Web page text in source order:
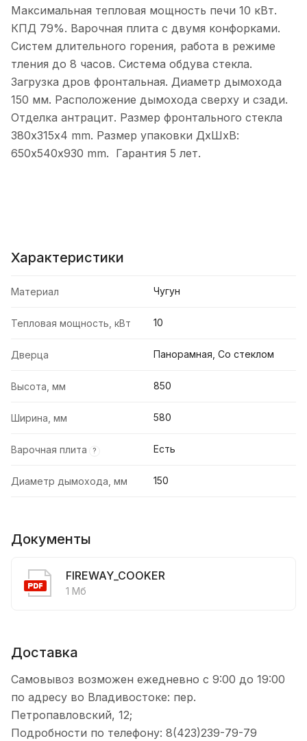
Максимальная тепловая мощность печи 10 кВт.
КПД 79%. Варочная плита с двумя конфорками.
Систем длительного горения, работа в режиме
тления до 8 часов. Система обдува стекла.
Загрузка дров фронтальная. Диаметр дымохода
150 мм. Расположение дымохода сверху и сзади.
Отделка антрацит. Размер фронтального стекла
380х315х4 mm. Размер упаковки ДхШхВ:
650х540х930 mm. Гарантия 5 лет.
Характеристики
Материал Чугун
Тепловая мощность, кВт 10
Дверца Панорамная, Со стеклом
Высота, мм 850
Ширина, мм 580
Варочная плита ? Есть
Диаметр дымохода, мм 150
Документы
FIREWAY_COOKER
1 Мб
Доставка
Самовывоз возможен ежедневно с 9:00 до 19:00
по адресу во Владивостоке: пер.
Петропавловский, 12;
Подробности по телефону: 8(423)239-79-79